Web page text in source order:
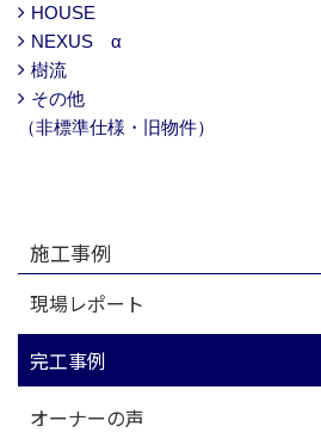
HOUSE
NEXUS α
樹流
その他
（非標準仕様・旧物件）
施工事例
現場レポート
完工事例
オーナーの声